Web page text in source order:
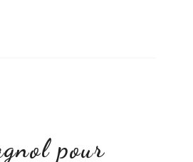
pour